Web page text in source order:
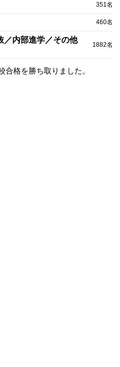
351名
460名
／内部進学／その他
1882名
格を勝ち取りました。